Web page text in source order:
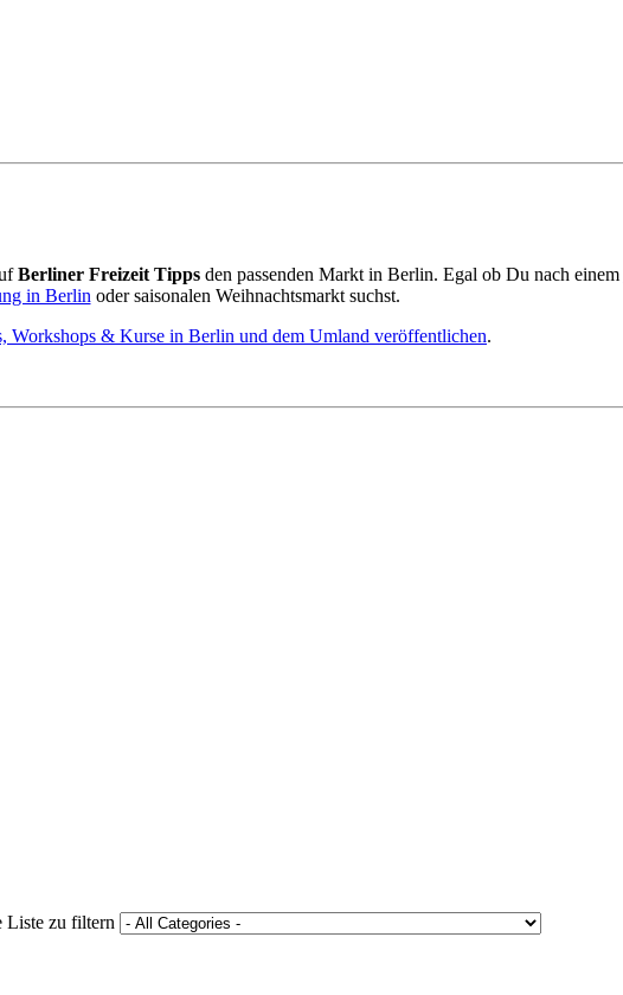
Berliner Freizeit Tippsden passenden Markt in Berlin. Egal ob Du nach einem
in Berlinoder saisonalen Weihnachtsmarkt suchst.
Workshops & Kurse in Berlin und dem Umland veröffentlichen.
Liste zu filtern